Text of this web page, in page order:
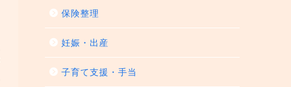
保険整理
妊娠・出産
子育て支援・手当